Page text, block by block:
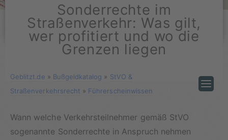
Sonderrechte im
Straßenverkehr: Was gilt,
wer profitiert und wo die
Grenzen liegen
Geblitzt.de » Bußgeldkatalog » StVO &
Straßenverkehrsrecht » Führerscheinwissen
Wann welche Verkehrsteilnehmer gemäß StVO
sogenannte Sonderrechte in Anspruch nehmen